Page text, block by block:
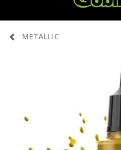
METALLIC